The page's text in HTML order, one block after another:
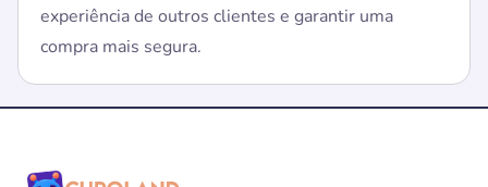
experiência de outros clientes e garantir uma
compra mais segura.